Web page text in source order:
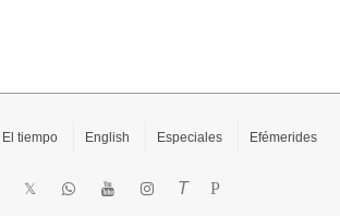
El tiempo English Especiales Efémerides
T P